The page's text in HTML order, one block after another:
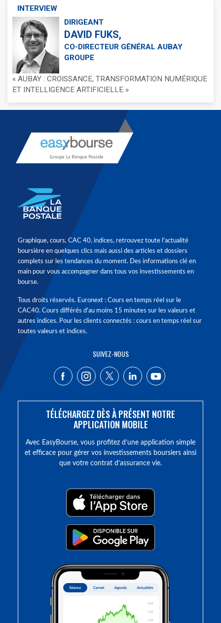
INTERVIEW
DIRIGEANT
DAVID FUKS,
CO-DIRECTEUR GÉNÉRAL AUBAY
GROUPE
« AUBAY : CROISSANCE, TRANSFORMATION NUMÉRIQUE
ET INTELLIGENCE ARTIFICIELLE »
Graphique, cours, CAC 40, indices, retrouvez toute l'actualité
boursière en quelques clics mais aussi des articles et dossiers
complets sur les tendances du moment. Des informations clé en
main pour vous accompagner dans tous vos investissements en
bourse.
Tous droits réservés. Euronext : Cours en temps réel sur le
CAC40. Cours différés d'au moins 15 minutes sur les valeurs et
autres indices. Pour les clients connectés : cours en temps réel sur
toutes valeurs et indices.
SUIVEZ-NOUS
TÉLÉCHARGEZ DÈS À PRÉSENT NOTRE
APPLICATION MOBILE
Avec EasyBourse, vous profitez d’une application simple
et efficace pour gérer vos investissements boursiers ainsi
que votre contrat d’assurance vie.